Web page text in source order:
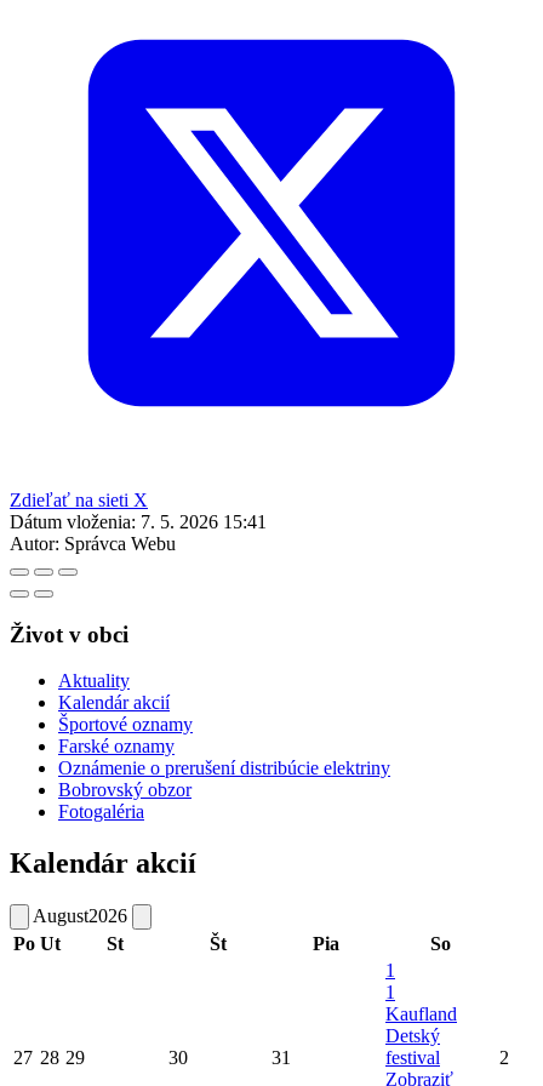
Zdieľať na sieti X
Dátum vloženia: 7. 5. 2026 15:41
Autor: Správca Webu
Život v obci
Aktuality
Kalendár akcií
Športové oznamy
Farské oznamy
Oznámenie o prerušení distribúcie elektriny
Bobrovský obzor
Fotogaléria
Kalendár akcií
August2026
Po Ut St Št Pia So
27 28 29 30 31
1
1
Kaufland
Detský
festival
Zobraziť
2